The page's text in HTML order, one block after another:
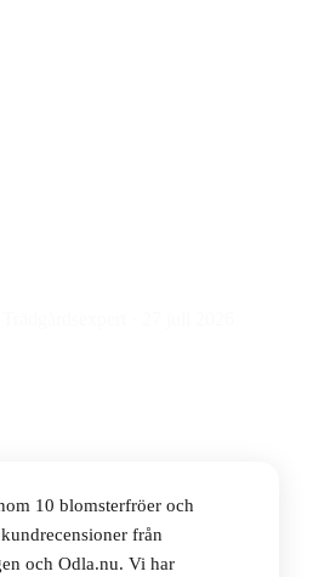
10 blomsterfröer och
från
och Odla.nu. Vi har